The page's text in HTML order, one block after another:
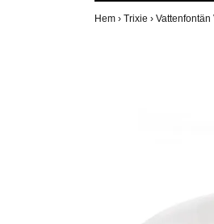
Hem › Trixie › Vattenfontän